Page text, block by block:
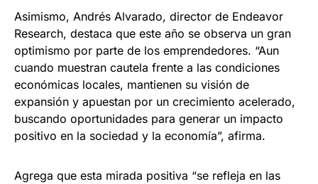
Asimismo, Andrés Alvarado, director de Endeavor
Research, destaca que este año se observa un gran
optimismo por parte de los emprendedores. “Aun
cuando muestran cautela frente a las condiciones
económicas locales, mantienen su visión de
expansión y apuestan por un crecimiento acelerado,
buscando oportunidades para generar un impacto
positivo en la sociedad y la economía”, afirma.
Agrega que esta mirada positiva “se refleja en las